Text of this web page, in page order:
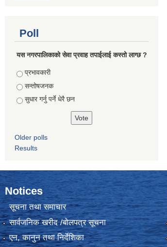
Poll
यस नगरपालिकाको सेवा प्रवाह तपाईलाई कस्तो लाग्छ ?
Choices
प्रभावकारी
सन्तोषजनक
सुधार गर्नु पर्ने धेरै छन
Older polls
Results
Notices
सूचना तथा समाचार
सार्वजनिक खरीद /बोलपत्र सूचना
एन, कानुन तथा निर्देशिका